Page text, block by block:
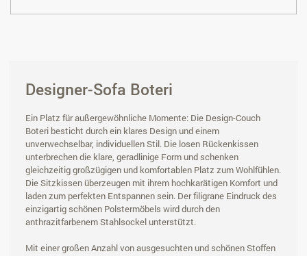
Designer-Sofa Boteri
Ein Platz für außergewöhnliche Momente: Die Design-Couch
Boteri besticht durch ein klares Design und einem
unverwechselbar, individuellen Stil. Die losen Rückenkissen
unterbrechen die klare, geradlinige Form und schenken
gleichzeitig großzügigen und komfortablen Platz zum Wohlfühlen.
Die Sitzkissen überzeugen mit ihrem hochkarätigen Komfort und
laden zum perfekten Entspannen sein. Der filigrane Eindruck des
einzigartig schönen Polstermöbels wird durch den
anthrazitfarbenem Stahlsockel unterstützt.
Mit einer großen Anzahl von ausgesuchten und schönen Stoffen